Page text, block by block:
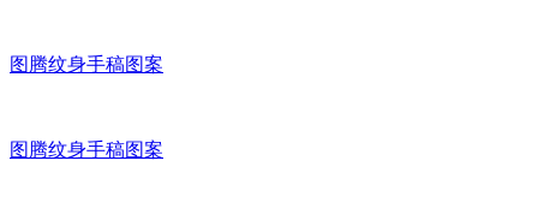
图腾纹身手稿图案
图腾纹身手稿图案